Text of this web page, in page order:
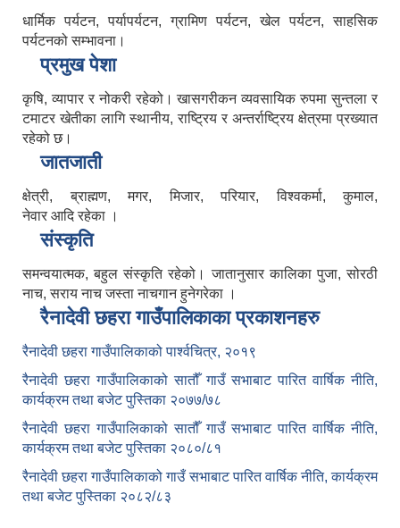
धार्मिक पर्यटन, पर्यापर्यटन, ग्रामिण पर्यटन, खेल पर्यटन, साहसिक
पर्यटनको सम्भावना।
प्रमुख पेशा
कृषि, व्यापार र नोकरी रहेको। खासगरीकन व्यवसायिक रुपमा सुन्तला र
टमाटर खेतीका लागि स्थानीय, राष्ट्रिय र अन्तर्राष्ट्रिय क्षेत्रमा प्रख्यात
रहेको छ।
जातजाती
क्षेत्री, ब्राह्मण, मगर, मिजार, परियार, विश्वकर्मा, कुमाल,
नेवार आदि रहेका ।
संस्कृति
समन्वयात्मक, बहुल संस्कृति रहेको। जातानुसार कालिका पुजा, सोरठी
नाच, सराय नाच जस्ता नाचगान हुनेगरेका ।
रैनादेवी छहरा गाउँपालिकाका प्रकाशनहरु
रैनादेवी छहरा गाउँपालिकाको पार्श्वचित्र, २०१९
रैनादेवी छहरा गाउँपालिकाको सातौँ गाउँ सभाबाट पारित वार्षिक नीति,
कार्यक्रम तथा बजेट पुस्तिका २०७७/७८
रैनादेवी छहरा गाउँपालिकाको सातौँ गाउँ सभाबाट पारित वार्षिक नीति,
कार्यक्रम तथा बजेट पुस्तिका २०८०/८१
रैनादेवी छहरा गाउँपालिकाको गाउँ सभाबाट पारित वार्षिक नीति, कार्यक्रम
तथा बजेट पुस्तिका २०८२/८३